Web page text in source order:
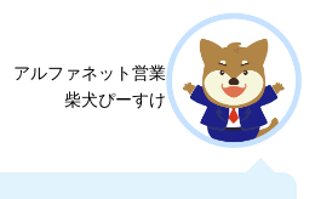
アルファネット営業
柴犬ぴーすけ